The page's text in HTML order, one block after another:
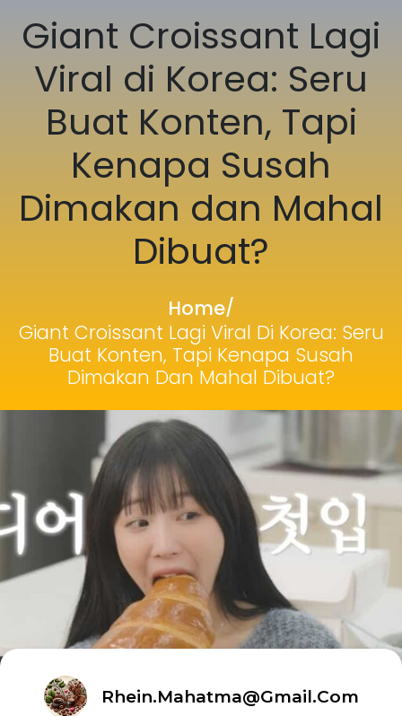
Giant Croissant Lagi
Viral di Korea: Seru
Buat Konten, Tapi
Kenapa Susah
Dimakan dan Mahal
Dibuat?
Home/
Giant Croissant Lagi Viral Di Korea: Seru
Buat Konten, Tapi Kenapa Susah
Dimakan Dan Mahal Dibuat?
Rhein.mahatma@gmail.com